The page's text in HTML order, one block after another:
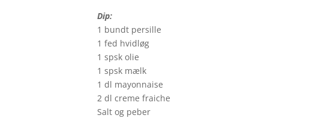
Dip:
1 bundt persille
1 fed hvidløg
1 spsk olie
1 spsk mælk
1 dl mayonnaise
2 dl creme fraiche
Salt og peber